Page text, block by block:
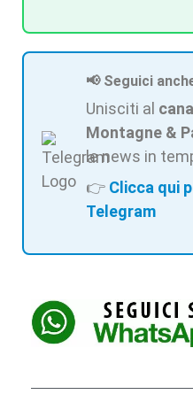
📢 Seguici
Unisciti al
Montagne &
le news in
👉 Clicca qui
Telegram